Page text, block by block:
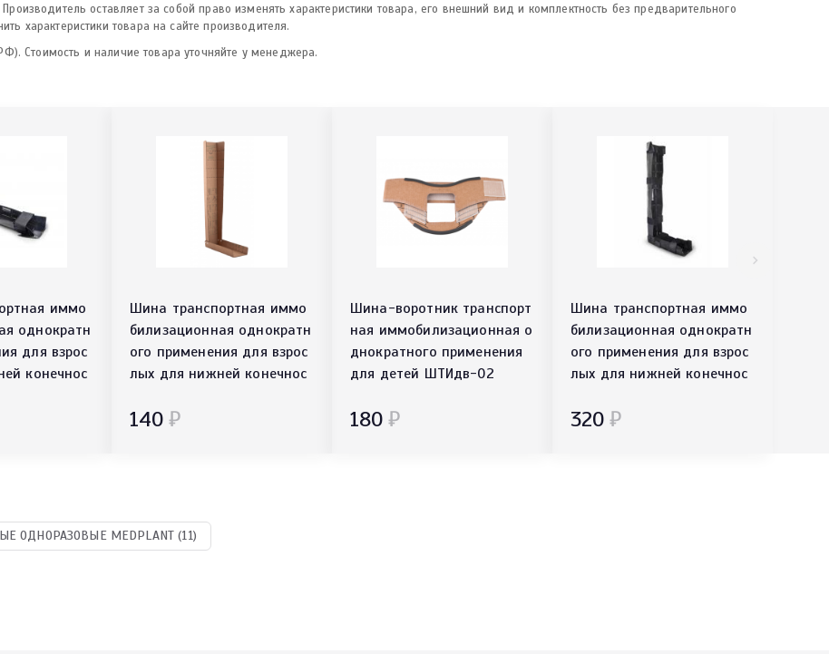
оставляет за собой право изменять характеристики товара, его внешний вид и комплектность без предварительного
характеристики товара на сайте производителя.
Стоимость и наличие товара уточняйте у менеджера.
иммо
однократн
для взрос
конечнос
Шина транспортная иммо
билизационная однократн
ого применения для взрос
лых для нижней конечнос
140 ₽
Шина-воротник транспорт
ная иммобилизационная о
днократного применения
для детей ШТИдв-02
180 ₽
Шина транспортная иммо
билизационная однократн
ого применения для взрос
лых для нижней конечнос
320 ₽
ОДНОРАЗОВЫЕ MEDPLANT (11)